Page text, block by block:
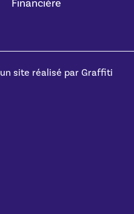
Financière
un site réalisé par Graffiti